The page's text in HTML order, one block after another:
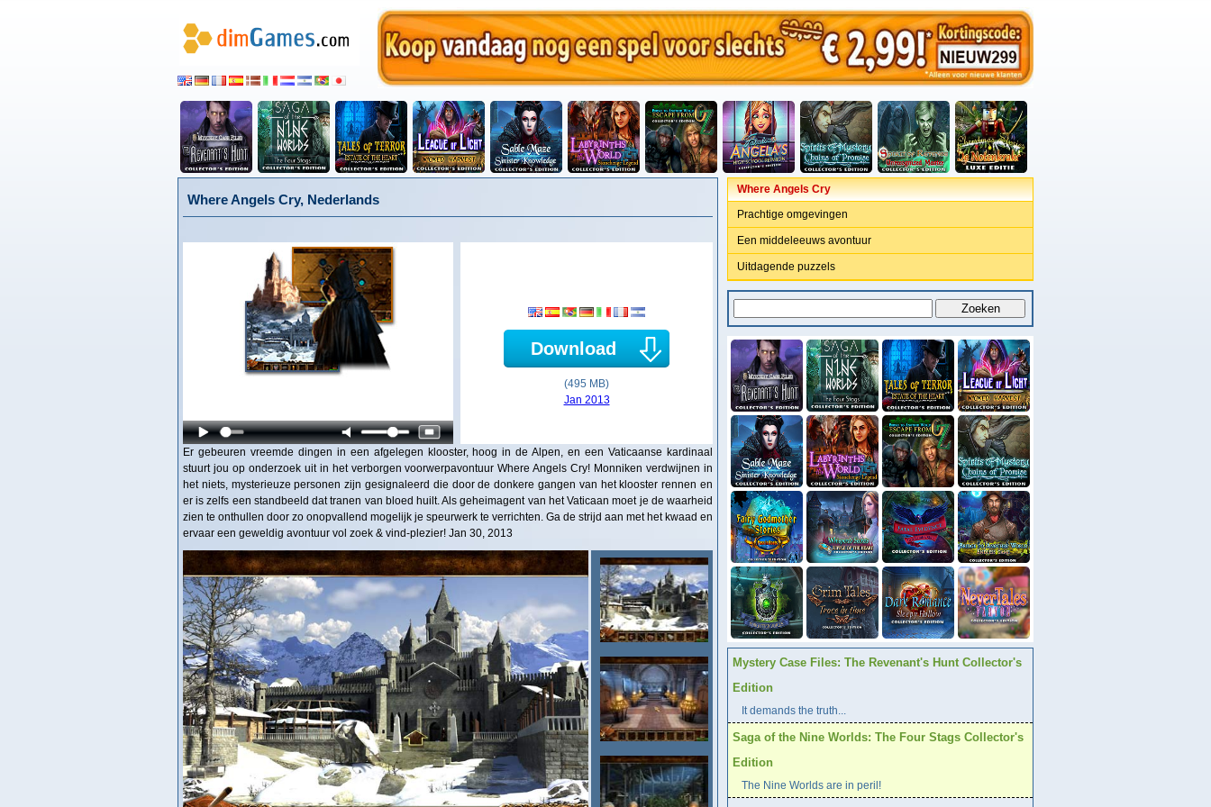
Where Angels Cry, Nederlands
Download
(495 MB)
Jan 2013
Er gebeuren vreemde dingen in een afgelegen klooster, hoog in de Alpen, en een Vaticaanse kardinaal
stuurt jou op onderzoek uit in het verborgen voorwerpavontuur Where Angels Cry! Monniken verdwijnen in
het niets, mysterieuze personen zijn gesignaleerd die door de donkere gangen van het klooster rennen en
er is zelfs een standbeeld dat tranen van bloed huilt. Als geheimagent van het Vaticaan moet je de waarheid
zien te onthullen door zo onopvallend mogelijk je speurwerk te verrichten. Ga de strijd aan met het kwaad en
ervaar een geweldig avontuur vol zoek & vind-plezier! Jan 30, 2013
Where Angels Cry
Prachtige omgevingen
Een middeleeuws avontuur
Uitdagende puzzels
Mystery Case Files: The Revenant's Hunt Collector's
Edition
It demands the truth...
Saga of the Nine Worlds: The Four Stags Collector's
Edition
The Nine Worlds are in peril!